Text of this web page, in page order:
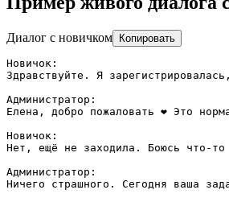
Диалог с новичком Копировать
Новичок:
Здравствуйте. Я
Администратор:
Елена, добро пожаловать ❤️ Это
Новичок:
Нет, ещё не заходила. Боюсь что-то
Администратор:
Ничего страшного. Сегодня ваша